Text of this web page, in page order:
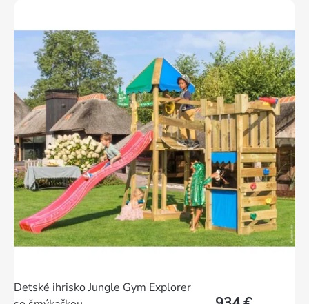
Detské ihrisko Jungle Gym Explorer